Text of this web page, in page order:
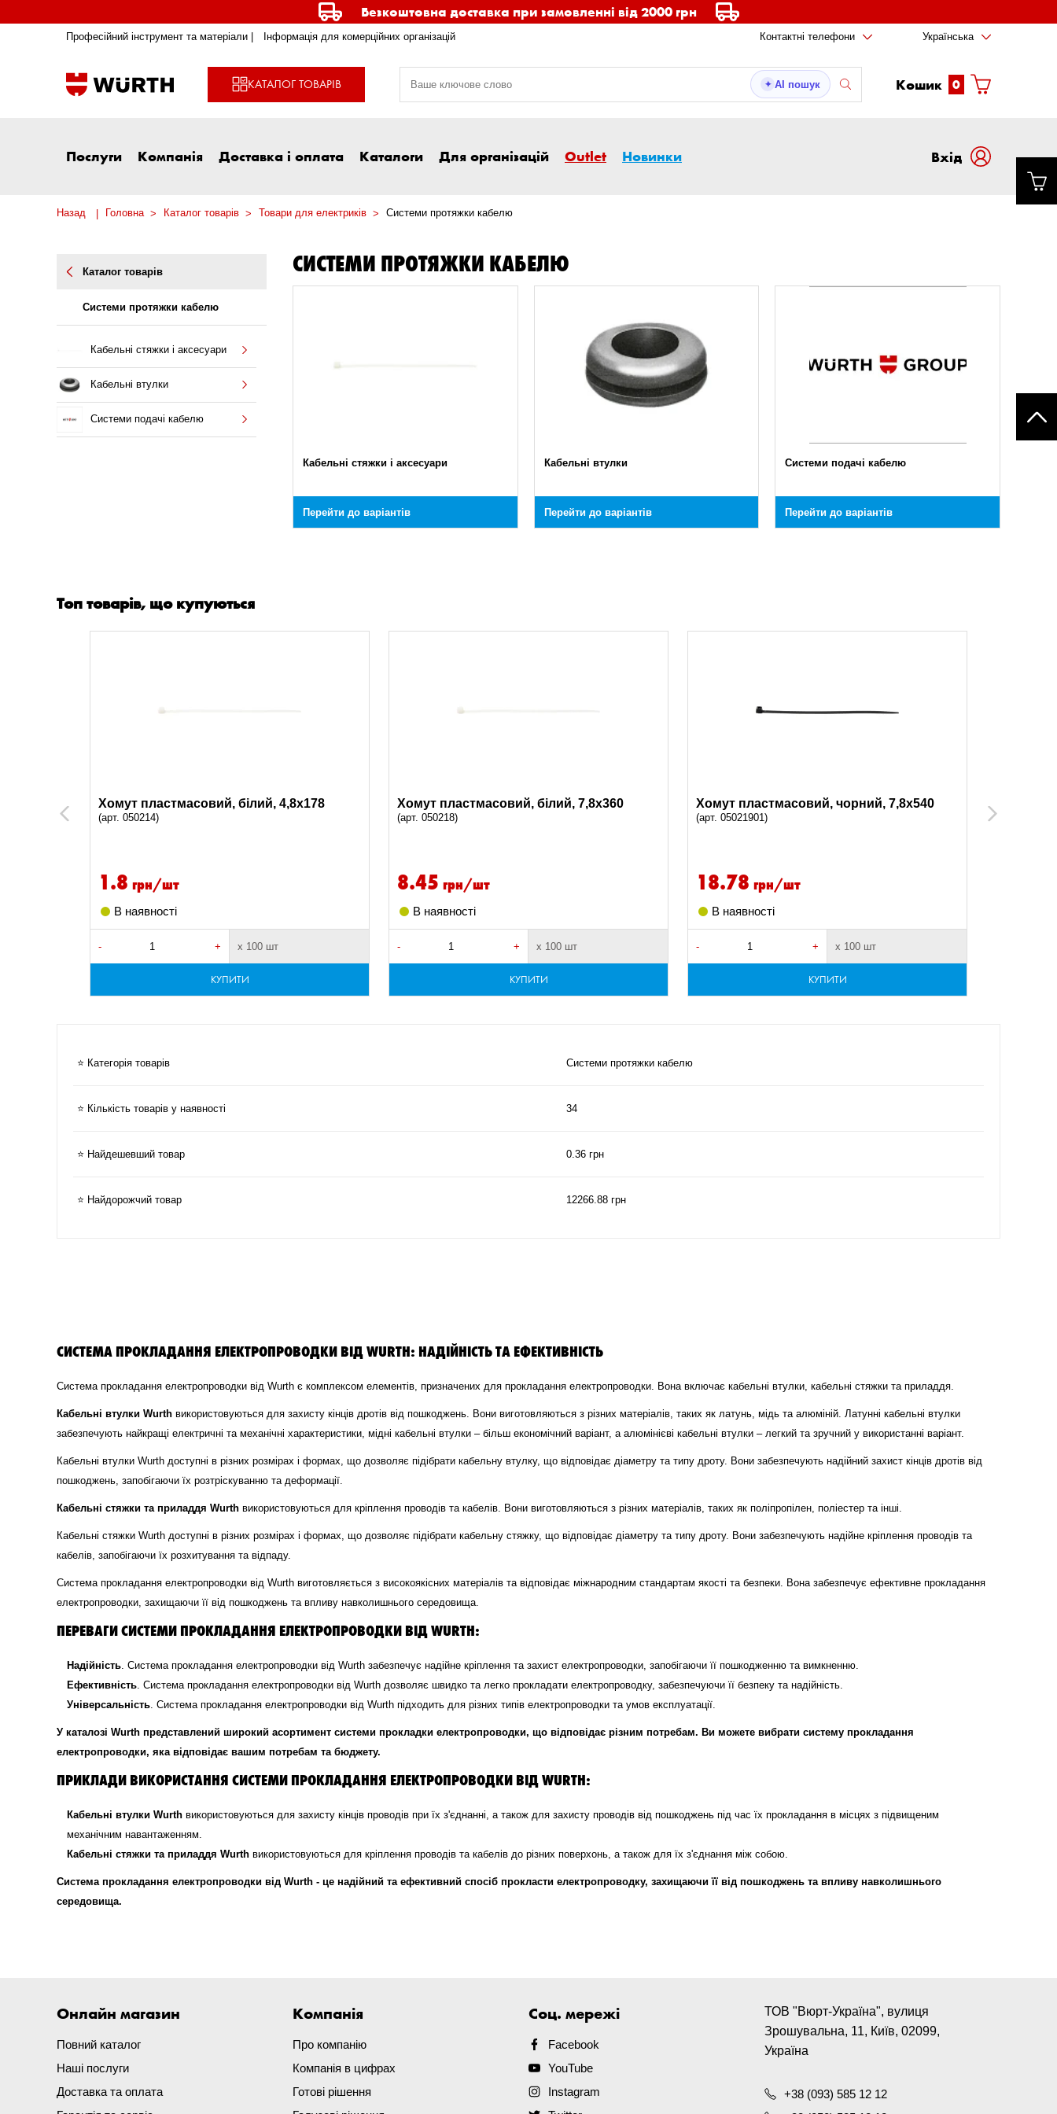
Безкоштовна доставка при замовленні від 2000 грн
Професійний інструмент та матеріали | Інформація для комерційних організацій Контактні телефони Українська
КАТАЛОГ ТОВАРІВ ✦ AI пошук Кошик 0
Послуги Компанія Доставка і оплата Каталоги Для організацій Outlet Новинки Вxід
Назад Головна Каталог товарів Товари для електриків Системи протяжки кабелю
Каталог товарів
Системи протяжки кабелю
Кабельні стяжки і аксесуари
Кабельні втулки
Системи подачі кабелю
СИСТЕМИ ПРОТЯЖКИ КАБЕЛЮ
Кабельні стяжки і аксесуари
Перейти до варіантів
Кабельні втулки
Перейти до варіантів
Системи подачі кабелю
Перейти до варіантів
Топ товарів, що купуються
Previous
Хомут пластмасовий, білий, 4,8x178
(арт. 050214)
1.8 грн/шт
В наявності
- + х 100 шт
КУПИТИ
Хомут пластмасовий, білий, 7,8х360
(арт. 050218)
8.45 грн/шт
В наявності
- + х 100 шт
КУПИТИ
Хомут пластмасовий, чорний, 7,8x540
(арт. 05021901)
18.78 грн/шт
В наявності
- + х 100 шт
КУПИТИ
(арт. 050219)
Next
⭐ Категорія товарів Системи протяжки кабелю
⭐ Кількість товарів у наявності 34
⭐ Найдешевший товар 0.36 грн
⭐ Найдорожчий товар 12266.88 грн
СИСТЕМА ПРОКЛАДАННЯ ЕЛЕКТРОПРОВОДКИ ВІД WURTH: НАДІЙНІСТЬ ТА ЕФЕКТИВНІСТЬ
Система прокладання електропроводки від Wurth є комплексом елементів, призначених для прокладання електропроводки. Вона включає кабельні втулки, кабельні стяжки та приладдя.
Кабельні втулки Wurth використовуються для захисту кінців дротів від пошкоджень. Вони виготовляються з різних матеріалів, таких як латунь, мідь та алюміній. Латунні кабельні втулки
забезпечують найкращі електричні та механічні характеристики, мідні кабельні втулки – більш економічний варіант, а алюмінієві кабельні втулки – легкий та зручний у використанні варіант.
Кабельні втулки Wurth доступні в різних розмірах і формах, що дозволяє підібрати кабельну втулку, що відповідає діаметру та типу дроту. Вони забезпечують надійний захист кінців дротів від
пошкоджень, запобігаючи їх розтріскуванню та деформації.
Кабельні стяжки та приладдя Wurth використовуються для кріплення проводів та кабелів. Вони виготовляються з різних матеріалів, таких як поліпропілен, поліестер та інші.
Кабельні стяжки Wurth доступні в різних розмірах і формах, що дозволяє підібрати кабельну стяжку, що відповідає діаметру та типу дроту. Вони забезпечують надійне кріплення проводів та
кабелів, запобігаючи їх розхитування та відпаду.
Система прокладання електропроводки від Wurth виготовляється з високоякісних матеріалів та відповідає міжнародним стандартам якості та безпеки. Вона забезпечує ефективне прокладання
електропроводки, захищаючи її від пошкоджень та впливу навколишнього середовища.
ПЕРЕВАГИ СИСТЕМИ ПРОКЛАДАННЯ ЕЛЕКТРОПРОВОДКИ ВІД WURTH:
Надійність. Система прокладання електропроводки від Wurth забезпечує надійне кріплення та захист електропроводки, запобігаючи її пошкодженню та вимкненню.
Ефективність. Система прокладання електропроводки від Wurth дозволяє швидко та легко прокладати електропроводку, забезпечуючи її безпеку та надійність.
Універсальність. Система прокладання електропроводки від Wurth підходить для різних типів електропроводки та умов експлуатації.
У каталозі Wurth представлений широкий асортимент системи прокладки електропроводки, що відповідає різним потребам. Ви можете вибрати систему прокладання
електропроводки, яка відповідає вашим потребам та бюджету.
ПРИКЛАДИ ВИКОРИСТАННЯ СИСТЕМИ ПРОКЛАДАННЯ ЕЛЕКТРОПРОВОДКИ ВІД WURTH:
Кабельні втулки Wurth використовуються для захисту кінців проводів при їх з'єднанні, а також для захисту проводів від пошкоджень під час їх прокладання в місцях з підвищеним
механічним навантаженням.
Кабельні стяжки та приладдя Wurth використовуються для кріплення проводів та кабелів до різних поверхонь, а також для їх з'єднання між собою.
Система прокладання електропроводки від Wurth - це надійний та ефективний спосіб прокласти електропроводку, захищаючи її від пошкоджень та впливу навколишнього
середовища.
Онлайн магазин
Повний каталог
Наші послуги
Доставка та оплата
Компанія
Про компанію
Компанія в цифрах
Готові рішення
Соц. мережі
Facebook
YouTube
Instagram
ТОВ "Вюрт-Україна", вулиця
Зрошувальна, 11, Київ, 02099,
Україна
+38 (093) 585 12 12